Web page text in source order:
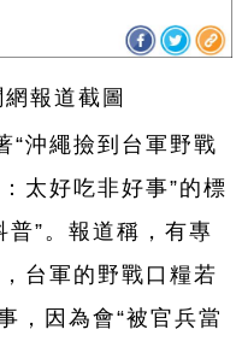
報道截圖
“沖繩撿到 台 軍野戰
太好吃非好事”的標
普”。報道稱，有專
台 軍的野戰口糧若
，因為會“被官兵當